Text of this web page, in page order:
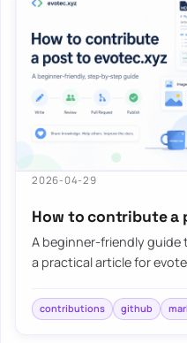
2026-04-29
How to contribute a
A beginner-friendly
a practical article for
contributions github